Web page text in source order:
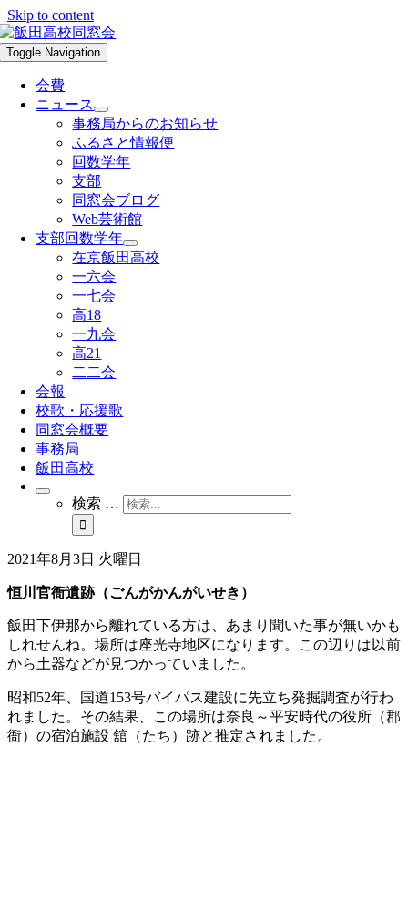
Skip to content
Toggle Navigation
会費
ニュース
事務局からのお知らせ
ふるさと情報便
回数学年
支部
同窓会ブログ
Web芸術館
支部回数学年
在京飯田高校
一六会
一七会
高18
一九会
高21
二二会
会報
校歌・応援歌
同窓会概要
事務局
飯田高校
検索 …
2021年8月3日 火曜日
恒川官衙遺跡（ごんがかんがいせき）
飯田下伊那から離れている方は、あまり聞いた事が無いかも
しれせんね。場所は座光寺地区になります。この辺りは以前
から土器などが見つかっていました。
昭和52年、国道153号バイパス建設に先立ち発掘調査が行わ
れました。その結果、この場所は奈良～平安時代の役所（郡
衙）の宿泊施設 舘（たち）跡と推定されました。